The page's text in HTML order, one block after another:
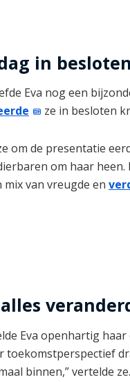
in
Eva nog een
ze in besloten
om de presentatie
om haar
van vreugde en
Eva openhartig
toekomstperspectief
binnen,” vertelde ze.